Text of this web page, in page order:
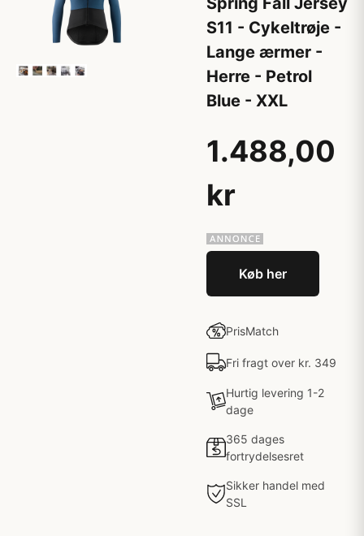
S11 - Cykeltrøje -
Lange ærmer -
Herre - Petrol
Blue - XXL
1.488,00
kr
Køb her
PrisMatch
Fri fragt over kr. 349
Hurtig levering 1-2
dage
365 dages
fortrydelsesret
Sikker handel med
SSL